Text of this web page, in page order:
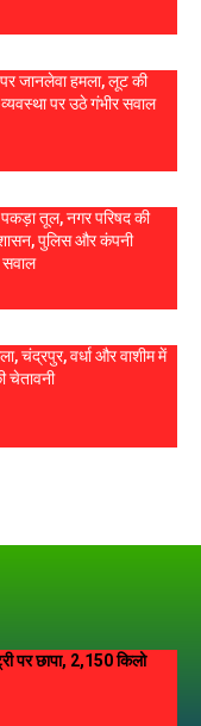
जानलेवा हमला, लूट की
पर उठे गंभीर सवाल
पकड़ा तूल, नगर परिषद की
पुलिस और कंपनी
सवाल
चंद्रपुर, वर्धा और वाशीम में
चेतावनी
पर छापा, 2,150 किलो